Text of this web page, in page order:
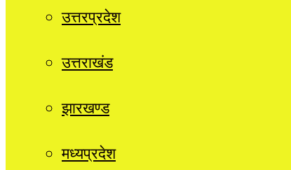
उत्तरप्रदेश
उत्तराखंड
झारखण्ड
मध्यप्रदेश